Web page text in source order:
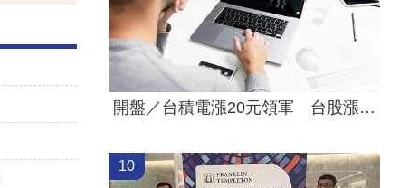
開盤／台積電漲20元領軍 台股漲近400點
10